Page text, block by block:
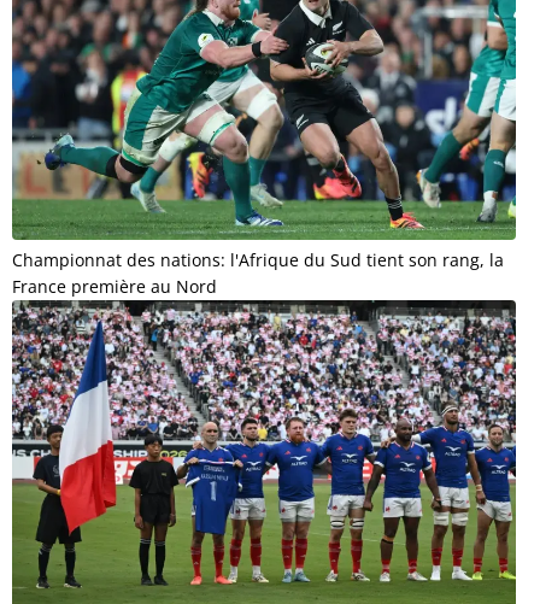
Championnat des nations: l'Afrique du Sud tient son rang, la
France première au Nord